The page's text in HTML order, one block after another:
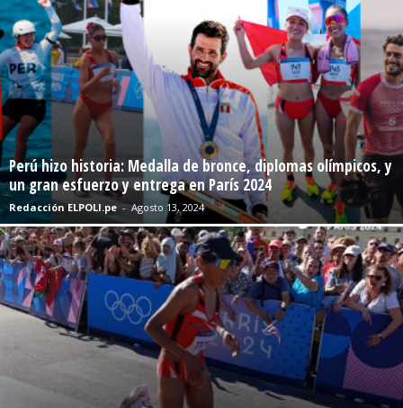
Perú hizo historia: Medalla de bronce, diplomas olímpicos, y
un gran esfuerzo y entrega en París 2024
Redacción ELPOLI.pe - Agosto 13, 2024